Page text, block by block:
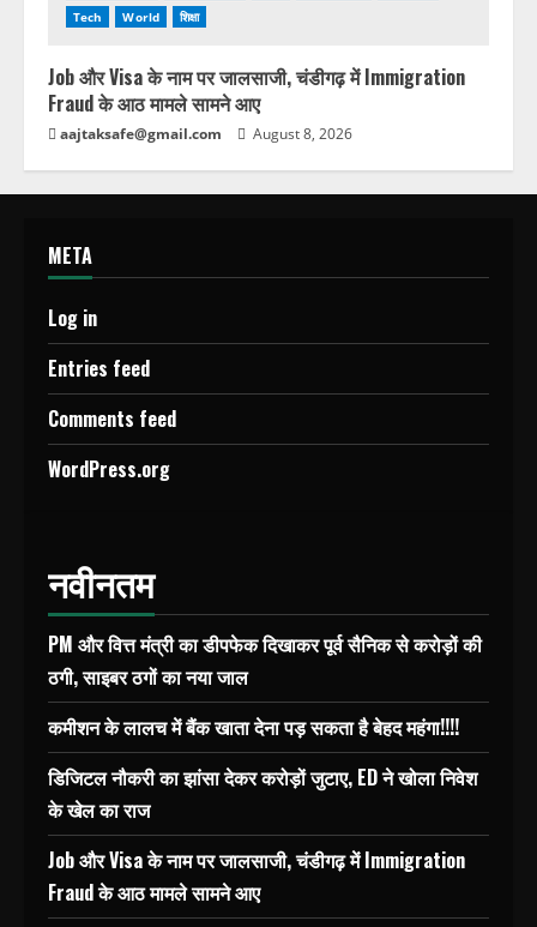
Tech
World शिक्षा
Job और Visa के नाम पर जालसाजी, चंडीगढ़ में Immigration
Fraud के आठ मामले सामने आए
aajtaksafe@gmail.com August 8, 2026
META
Log in
Entries feed
Comments feed
WordPress.org
नवीनतम
PM और वित्त मंत्री का डीपफेक दिखाकर पूर्व सैनिक से करोड़ों की
ठगी, साइबर ठगों का नया जाल
कमीशन के लालच में बैंक खाता देना पड़ सकता है बेहद महंगा!!!!
डिजिटल नौकरी का झांसा देकर करोड़ों जुटाए, ED ने खोला निवेश
के खेल का राज
Job और Visa के नाम पर जालसाजी, चंडीगढ़ में Immigration
Fraud के आठ मामले सामने आए